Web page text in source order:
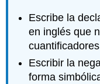
Escribe la
en inglés que
Escribir la
forma